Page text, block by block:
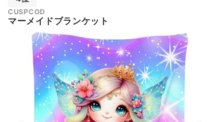
CUSPCOD
マーメイドブランケット